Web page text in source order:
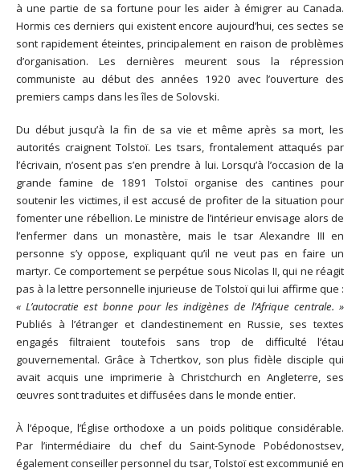
à une partie de sa fortune pour les aider à émigrer au Canada.
Hormis ces derniers qui existent encore aujourd’hui, ces sectes se
sont rapidement éteintes, principalement en raison de problèmes
d’organisation. Les dernières meurent sous la répression
communiste au début des années 1920 avec l’ouverture des
premiers camps dans les îles de Solovski.
Du début jusqu’à la fin de sa vie et même après sa mort, les
autorités craignent Tolstoï. Les tsars, frontalement attaqués par
l’écrivain, n’osent pas s’en prendre à lui. Lorsqu’à l’occasion de la
grande famine de 1891 Tolstoï organise des cantines pour
soutenir les victimes, il est accusé de profiter de la situation pour
fomenter une rébellion. Le ministre de l’intérieur envisage alors de
l’enfermer dans un monastère, mais le tsar Alexandre III en
personne s’y oppose, expliquant qu’il ne veut pas en faire un
martyr. Ce comportement se perpétue sous Nicolas II, qui ne réagit
pas à la lettre personnelle injurieuse de Tolstoï qui lui affirme que :
« L’autocratie est bonne pour les indigènes de l’Afrique centrale. »
Publiés à l’étranger et clandestinement en Russie, ses textes
engagés filtraient toutefois sans trop de difficulté l’étau
gouvernemental. Grâce à Tchertkov, son plus fidèle disciple qui
avait acquis une imprimerie à Christchurch en Angleterre, ses
œuvres sont traduites et diffusées dans le monde entier.
À l’époque, l’Église orthodoxe a un poids politique considérable.
Par l’intermédiaire du chef du Saint-Synode Pobédonostsev,
également conseiller personnel du tsar, Tolstoï est excommunié en